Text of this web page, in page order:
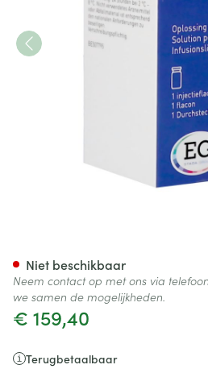
€ 159,40
Terugbetaalbaar
Niet beschikbaar
Neem contact op met ons via
we samen de mogelijkheden.